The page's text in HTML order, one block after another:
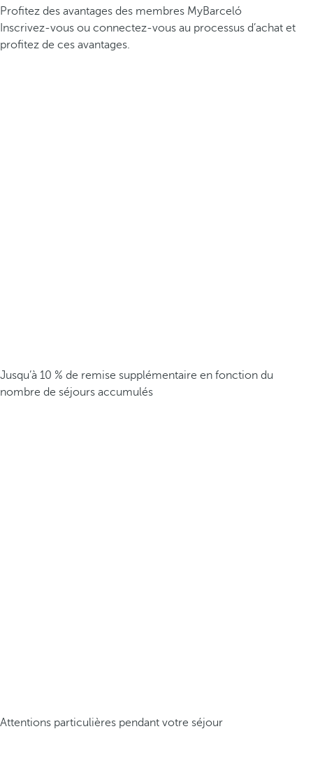
Profitez des avantages des membres MyBarceló
Inscrivez-vous ou connectez-vous au processus d’achat et
profitez de ces avantages.
Jusqu’à 10 % de remise supplémentaire en fonction du
nombre de séjours accumulés
Attentions particulières pendant votre séjour